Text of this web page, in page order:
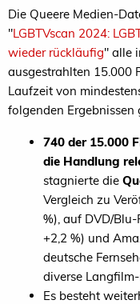
Die Queere Medien-
"LGBTVscan 2024:
wieder rückläufig" alle
ausgestrahlten 15.000
Laufzeit von
folgenden Ergebnissen
740 der 15.000
die Handlung
stagnierte die
Vergleich zu
%), auf DVD/Blu-
+2,2 %) und
deutsche
diverse Langfilm-
Es besteht